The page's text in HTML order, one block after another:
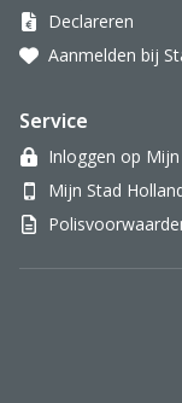
Declareren
Aanmelden bij
Service
Inloggen op
Mijn Stad